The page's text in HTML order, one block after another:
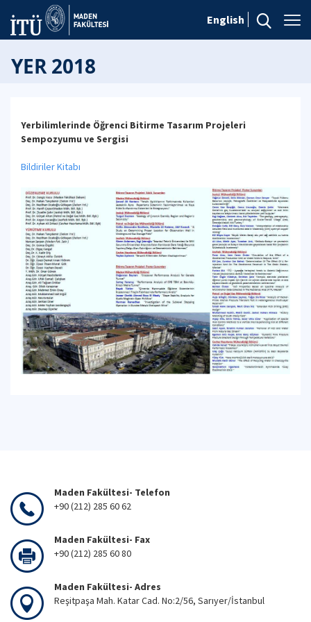
English
YER 2018
Yerbilimlerinde Öğrenci Bitirme Tasarım Projeleri
Sempozyumu ve Sergisi
Bildiriler Kitabı
Maden Fakültesi- Telefon
+90 (212) 285 60 62
Maden Fakültesi- Fax
+90 (212) 285 60 80
Maden Fakültesi- Adres
Reşitpaşa Mah. Katar Cad. No:2/56, Sarıyer/İstanbul